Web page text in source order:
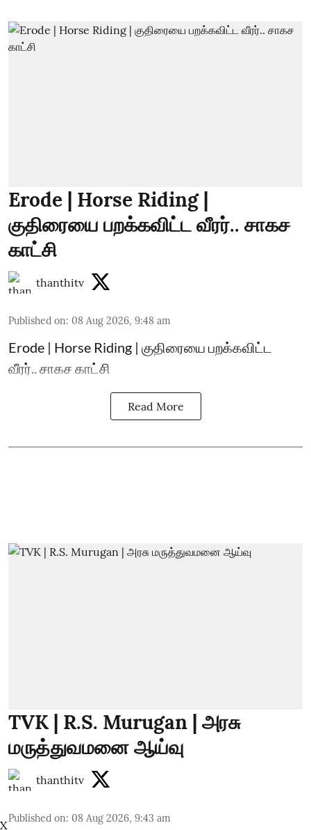
Erode | Horse Riding |
குதிரையை பறக்கவிட்ட வீரர்.. சாகச
காட்சி
thanthitv
Published on: 08 Aug 2026, 9:48 am
Erode | Horse Riding | குதிரையை பறக்கவிட்ட
வீரர்.. சாகச காட்சி
Read More
TVK | R.S. Murugan | அரசு
மருத்துவமனை ஆய்வு
thanthitv
Published on: 08 Aug 2026, 9:43 am
X